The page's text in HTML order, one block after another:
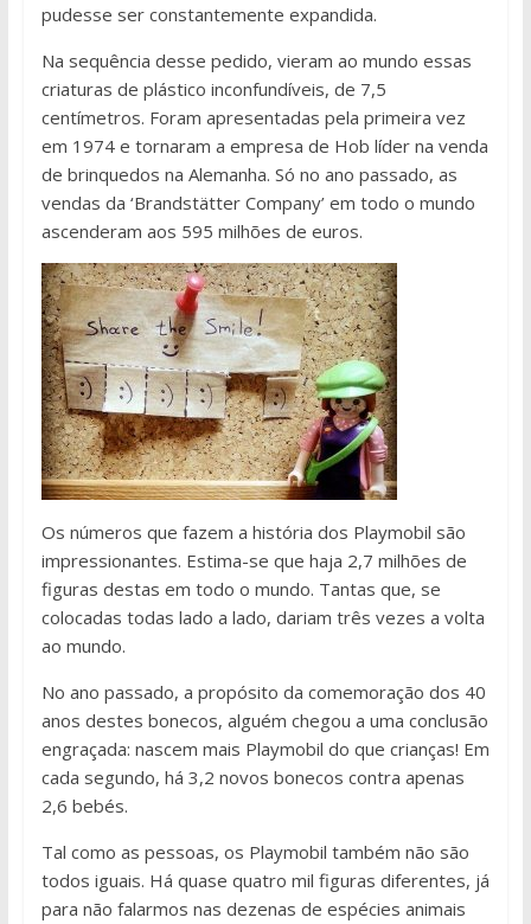
pudesse ser constantemente expandida.
Na sequência desse pedido, vieram ao mundo essas
criaturas de plástico inconfundíveis, de 7,5
centímetros. Foram apresentadas pela primeira vez
em 1974 e tornaram a empresa de Hob líder na venda
de brinquedos na Alemanha. Só no ano passado, as
vendas da ‘Brandstätter Company’ em todo o mundo
ascenderam aos 595 milhões de euros.
Os números que fazem a história dos Playmobil são
impressionantes. Estima-se que haja 2,7 milhões de
figuras destas em todo o mundo. Tantas que, se
colocadas todas lado a lado, dariam três vezes a volta
ao mundo.
No ano passado, a propósito da comemoração dos 40
anos destes bonecos, alguém chegou a uma conclusão
engraçada: nascem mais Playmobil do que crianças! Em
cada segundo, há 3,2 novos bonecos contra apenas
2,6 bebés.
Tal como as pessoas, os Playmobil também não são
todos iguais. Há quase quatro mil figuras diferentes, já
para não falarmos nas dezenas de espécies animais